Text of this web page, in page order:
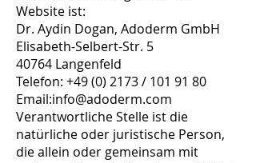
Website ist:
Dr. Aydin Dogan, Adoderm GmbH
Elisabeth-Selbert-Str. 5
40764 Langenfeld
Telefon: +49 (0) 2173/ 101 91 80
Email:info@adoderm.com
Verantwortliche Stelle ist die
natürliche oder juristische Person,
die allein oder gemeinsam mit